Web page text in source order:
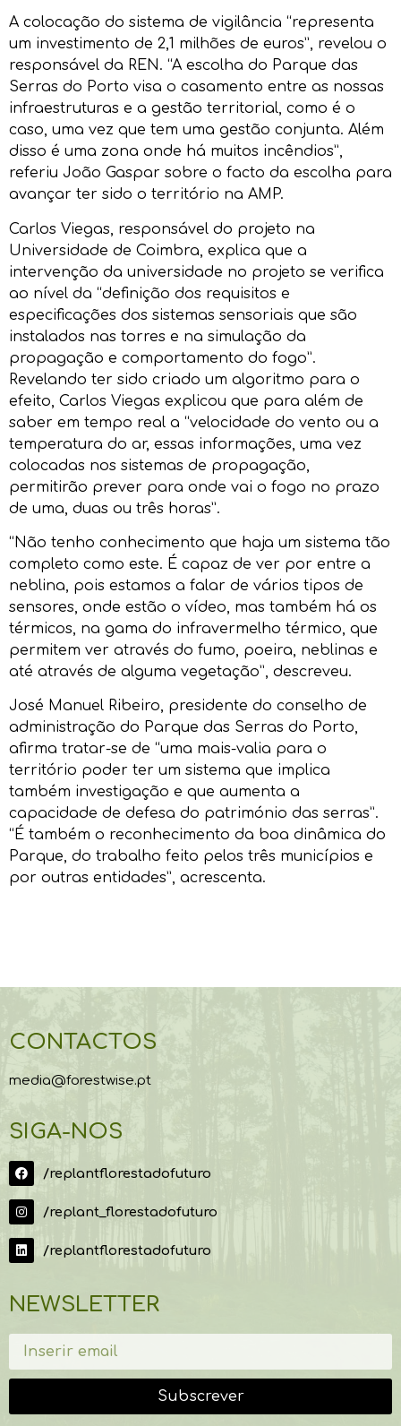
A colocação do sistema de vigilância “representa
um investimento de 2,1 milhões de euros”, revelou o
responsável da REN. “A escolha do Parque das
Serras do Porto visa o casamento entre as nossas
infraestruturas e a gestão territorial, como é o
caso, uma vez que tem uma gestão conjunta. Além
disso é uma zona onde há muitos incêndios”,
referiu João Gaspar sobre o facto da escolha para
avançar ter sido o território na AMP.
Carlos Viegas, responsável do projeto na
Universidade de Coimbra, explica que a
intervenção da universidade no projeto se verifica
ao nível da “definição dos requisitos e
especificações dos sistemas sensoriais que são
instalados nas torres e na simulação da
propagação e comportamento do fogo”.
Revelando ter sido criado um algoritmo para o
efeito, Carlos Viegas explicou que para além de
saber em tempo real a “velocidade do vento ou a
temperatura do ar, essas informações, uma vez
colocadas nos sistemas de propagação,
permitirão prever para onde vai o fogo no prazo
de uma, duas ou três horas”.
“Não tenho conhecimento que haja um sistema tão
completo como este. É capaz de ver por entre a
neblina, pois estamos a falar de vários tipos de
sensores, onde estão o vídeo, mas também há os
térmicos, na gama do infravermelho térmico, que
permitem ver através do fumo, poeira, neblinas e
até através de alguma vegetação”, descreveu.
José Manuel Ribeiro, presidente do conselho de
administração do Parque das Serras do Porto,
afirma tratar-se de “uma mais-valia para o
território poder ter um sistema que implica
também investigação e que aumenta a
capacidade de defesa do património das serras”.
“É também o reconhecimento da boa dinâmica do
Parque, do trabalho feito pelos três municípios e
por outras entidades”, acrescenta.
CONTACTOS
media@forestwise.pt
SIGA-NOS
/replantflorestadofuturo
/replant_florestadofuturo
/replantflorestadofuturo
NEWSLETTER
Subscrever